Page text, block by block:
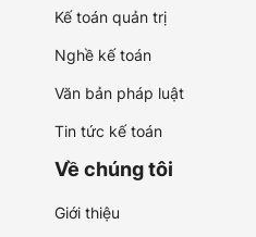
Kế toán quản trị
Nghề kế toán
Văn bản pháp luật
Tin tức kế toán
Về chúng tôi
Giới thiệu